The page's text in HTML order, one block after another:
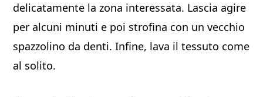
delicatamente la zona interessata. Lascia agire
per alcuni minuti e poi strofina con un vecchio
spazzolino da denti. Infine, lava il tessuto come
al solito.